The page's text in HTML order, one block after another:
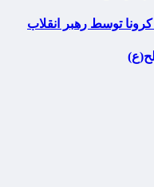
توسط رهبر انقلاب